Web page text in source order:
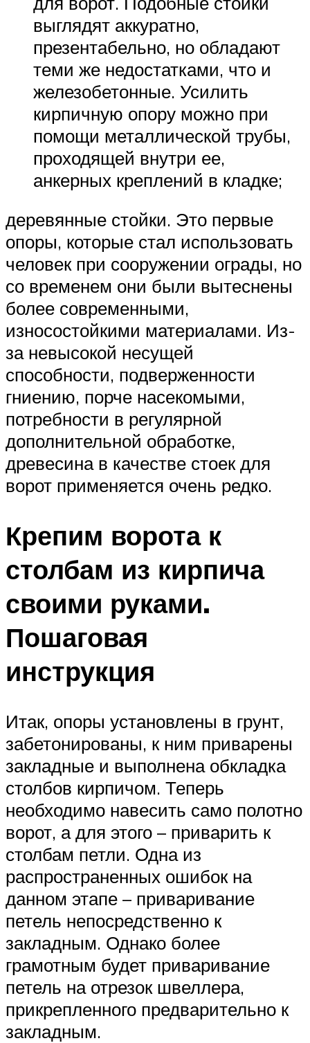
выглядят аккуратно,
презентабельно, но обладают
теми же недостатками, что и
железобетонные. Усилить
кирпичную опору можно при
помощи металлической трубы,
проходящей внутри ее,
анкерных креплений в кладке;
деревянные стойки. Это первые
опоры, которые стал использовать
человек при сооружении ограды, но
со временем они были вытеснены
более современными,
износостойкими материалами. Из-
за невысокой несущей
способности, подверженности
гниению, порче насекомыми,
потребности в регулярной
дополнительной обработке,
древесина в качестве стоек для
ворот применяется очень редко.
Крепим ворота к
столбам из кирпича
своими руками.
Пошаговая
инструкция
Итак, опоры установлены в грунт,
забетонированы, к ним приварены
закладные и выполнена обкладка
столбов кирпичом. Теперь
необходимо навесить само полотно
ворот, а для этого – приварить к
столбам петли. Одна из
распространенных ошибок на
данном этапе – приваривание
петель непосредственно к
закладным. Однако более
грамотным будет приваривание
петель на отрезок швеллера,
прикрепленного предварительно к
закладным.